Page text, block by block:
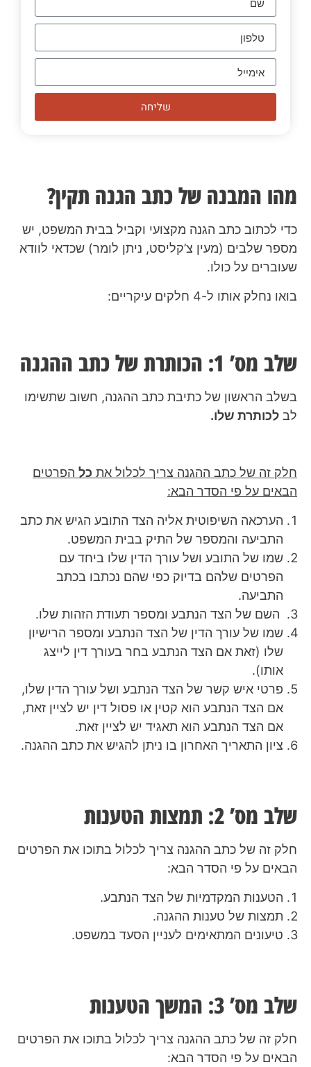
שליחה
מהו המבנה של כתב הגנה תקין?
כדי לכתוב כתב הגנה מקצועי וקביל בבית המשפט, יש
מספר שלבים (מעין צ’קליסט, ניתן לומר) שכדאי לוודא
שעוברים על כולו.
בואו נחלק אותו ל-4 חלקים עיקריים:
שלב מס’ 1: הכותרת של כתב ההגנה
בשלב הראשון של כתיבת כתב ההגנה, חשוב שתשימו
לב לכותרת שלו.
חלק זה של כתב ההגנה צריך לכלול את כל הפרטים
הבאים על פי הסדר הבא:
הערכאה השיפוטית אליה הצד התובע הגיש את כתב
התביעה והמספר של התיק בבית המשפט.
שמו של התובע ושל עורך הדין שלו ביחד עם
הפרטים שלהם בדיוק כפי שהם נכתבו בכתב
התביעה.
השם של הצד הנתבע ומספר תעודת הזהות שלו.
שמו של עורך הדין של הצד הנתבע ומספר הרישיון
שלו (זאת אם הצד הנתבע בחר בעורך דין לייצג
אותו).
פרטי איש קשר של הצד הנתבע ושל עורך הדין שלו,
אם הצד הנתבע הוא קטין או פסול דין יש לציין זאת,
אם הצד הנתבע הוא תאגיד יש לציין זאת.
ציון התאריך האחרון בו ניתן להגיש את כתב ההגנה.
שלב מס’ 2: תמצות הטענות
חלק זה של כתב ההגנה צריך לכלול בתוכו את הפרטים
הבאים על פי הסדר הבא:
הטענות המקדמיות של הצד הנתבע.
תמצות של טענות ההגנה.
טיעונים המתאימים לעניין הסעד במשפט.
שלב מס’ 3: המשך הטענות
חלק זה של כתב ההגנה צריך לכלול בתוכו את הפרטים
הבאים על פי הסדר הבא: